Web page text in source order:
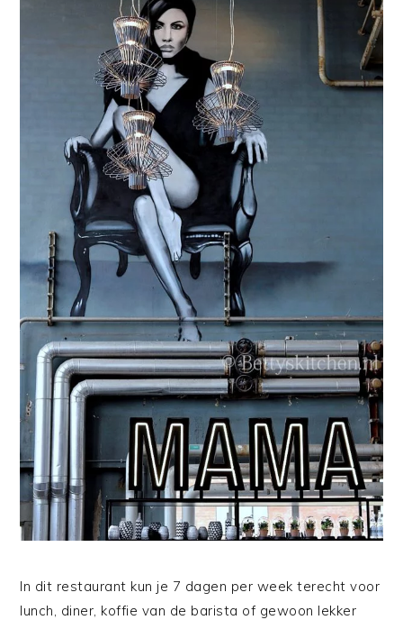
In dit restaurant kun je 7 dagen per week terecht voor
lunch, diner, koffie van de barista of gewoon lekker